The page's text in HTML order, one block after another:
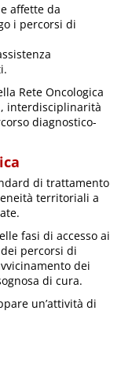
affette da
i percorsi di
Rete Oncologica
interdisciplinarità
diagnostico-
di trattamento
territoriali a
fasi di accesso ai
percorsi di
dei
di cura.
un’attività di